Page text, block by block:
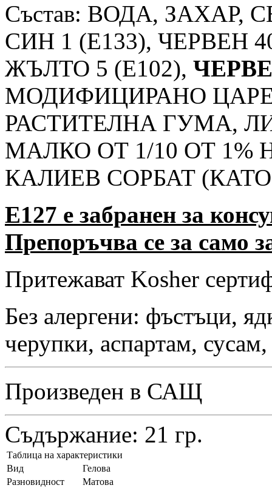
Състав: ВОДА,
СИН 1 (E133), ЧЕРВЕН
ЖЪЛТО 5 (E102),
МОДИФИЦИРАНО
РАСТИТЕЛНА ГУМА,
МАЛКО ОТ 1/10 ОТ 1%
КАЛИЕВ СОРБАТ
E127 е забранен за
Препоръчва се за само
Притежават Kosher
Без алергени: фъстъци,
черупки, аспартам,
Произведен в САЩ
Съдържание: 21 гр.
Таблица на характеристики
Вид
Гелова
Разновидност
Матова